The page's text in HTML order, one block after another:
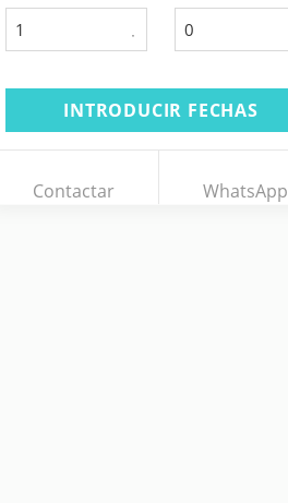
1
INTRODUCIR FECHAS
Contactar WhatsApp